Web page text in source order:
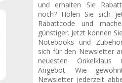
und erhalten Sie
noch? Holen Sie sich
Rabattcode und
günstiger. Jetzt können
Notebooks und
sich für den Newsletter
neuesten Onkelklaus
Angebot. Wie
Newsletter jederzeit